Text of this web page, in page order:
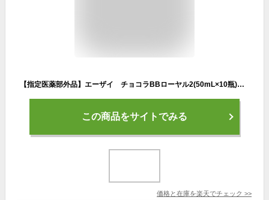
【指定医薬部外品】エーザイ チョコラBBローヤル2(50mL×10瓶)ビタミンB2 ローヤルゼリー、アミノ酸、タウリン
この商品をサイトでみる
価格と在庫を楽天でチェック >>